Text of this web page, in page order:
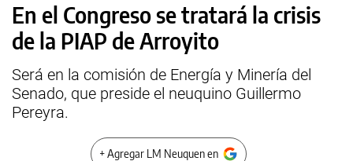
En el Congreso se tratará la crisis
de la PIAP de Arroyito
Será en la comisión de Energía y Minería del
Senado, que preside el neuquino Guillermo
Pereyra.
+ Agregar LM Neuquen en